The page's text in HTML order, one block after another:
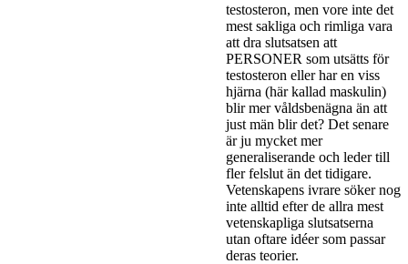
testosteron, men vore inte det
mest sakliga och rimliga vara
att dra slutsatsen att
PERSONER som utsätts för
testosteron eller har en viss
hjärna (här kallad maskulin)
blir mer våldsbenägna än att
just män blir det? Det senare
är ju mycket mer
generaliserande och leder till
fler felslut än det tidigare.
Vetenskapens ivrare söker nog
inte alltid efter de allra mest
vetenskapliga slutsatserna
utan oftare idéer som passar
deras teorier.